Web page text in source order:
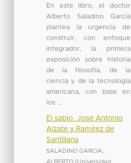
En este libro, el doctor
Alberto Saladino García
plantea la urgencia de
construir, con enfoque
integrador, la primera
exposición sobre historia
de la filosofía, de la
ciencia y de la tecnología
americana, con base en
los ...
El sabio. José Antonio
Alzate y Ramírez de
Santillana
SALADINO GARCIA,
ALBERTO (Universidad